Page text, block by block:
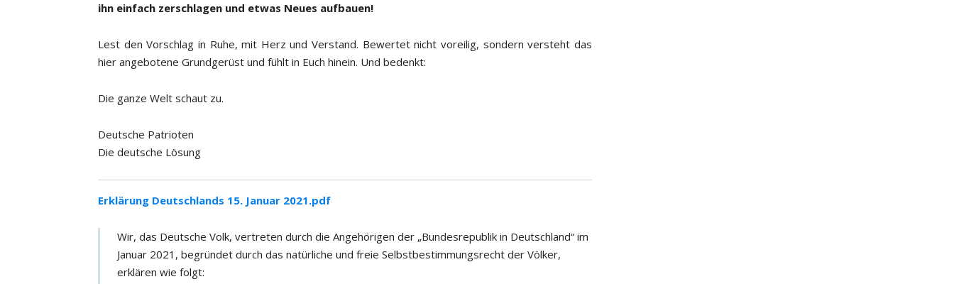
ihn einfach zerschlagen und etwas Neues aufbauen!
Lest den Vorschlag in Ruhe, mit Herz und Verstand. Bewertet nicht voreilig, sondern versteht das
hier angebotene Grundgerüst und fühlt in Euch hinein. Und bedenkt:
Die ganze Welt schaut zu.
Deutsche Patrioten
Die deutsche Lösung
Erklärung Deutschlands 15. Januar 2021.pdf
Wir, das Deutsche Volk, vertreten durch die Angehörigen der „Bundesrepublik in Deutschland“ im
Januar 2021, begründet durch das natürliche und freie Selbstbestimmungsrecht der Völker,
erklären wie folgt: